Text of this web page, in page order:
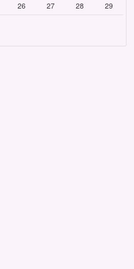
26 27 28
29